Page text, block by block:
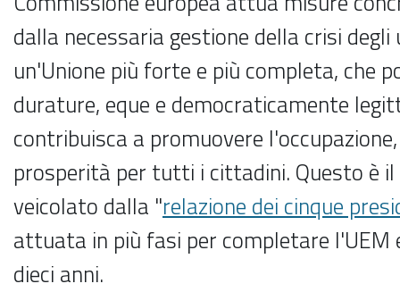
dalla necessaria gestione della crisi
un'Unione più forte e più completa, che
durature, eque e democraticamente
contribuisca a promuovere
prosperità per tutti i cittadini. Questo è il
veicolato dalla "relazione dei cinque
attuata in più fasi per completare l'UEM
dieci anni.